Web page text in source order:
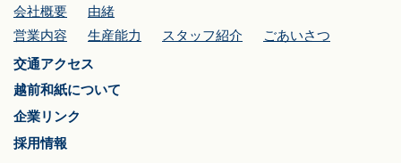
会社概要
由緒
営業内容
生産能力 スタッフ紹介
ごあいさつ
交通アクセス
越前和紙について
企業リンク
採用情報